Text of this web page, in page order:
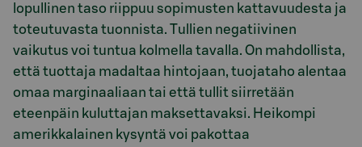
lopullinen taso riippuu sopimusten kattavuudesta ja
toteutuvasta tuonnista. Tullien negatiivinen
vaikutus voi tuntua kolmella tavalla. On mahdollista,
että tuottaja madaltaa hintojaan, tuojataho alentaa
omaa marginaaliaan tai että tullit siirretään
eteenpäin kuluttajan maksettavaksi. Heikompi
amerikkalainen kysyntä voi pakottaa